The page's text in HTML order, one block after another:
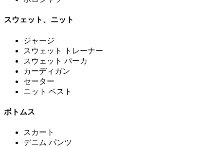
スウェット、ニット
ジャージ
スウェット トレーナー
スウェット パーカ
カーディガン
セーター
ニット ベスト
ボトムス
スカート
デニム パンツ